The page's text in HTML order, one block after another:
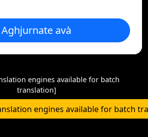
Aghjurnate avà
engines available for batch
translation]
engines available for batch